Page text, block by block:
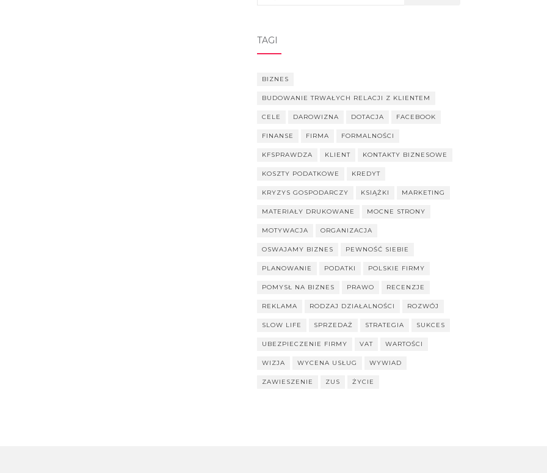
TAGI
BIZNES
BUDOWANIE TRWAŁYCH RELACJI Z KLIENTEM
CELE DAROWIZNA DOTACJA FACEBOOK
FINANSE FIRMA FORMALNOŚCI
KFSPRAWDZA KLIENT KONTAKTY BIZNESOWE
KOSZTY PODATKOWE KREDYT
KRYZYS GOSPODARCZY KSIĄŻKI MARKETING
MATERIAŁY DRUKOWANE MOCNE STRONY
MOTYWACJA ORGANIZACJA
OSWAJAMY BIZNES PEWNOŚĆ SIEBIE
PLANOWANIE PODATKI POLSKIE FIRMY
POMYSŁ NA BIZNES PRAWO RECENZJE
REKLAMA RODZAJ DZIAŁALNOŚCI ROZWÓJ
SLOW LIFE SPRZEDAŻ STRATEGIA SUKCES
UBEZPIECZENIE FIRMY VAT WARTOŚCI
WIZJA WYCENA USŁUG WYWIAD
ZAWIESZENIE ZUS ŻYCIE